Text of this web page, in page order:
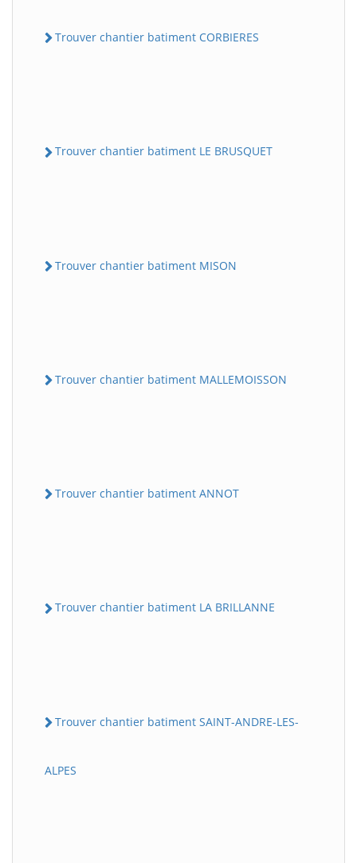
Trouver chantier batiment CORBIERES
Trouver chantier batiment LE BRUSQUET
Trouver chantier batiment MISON
Trouver chantier batiment MALLEMOISSON
Trouver chantier batiment ANNOT
Trouver chantier batiment LA BRILLANNE
Trouver chantier batiment SAINT-ANDRE-LES-
ALPES